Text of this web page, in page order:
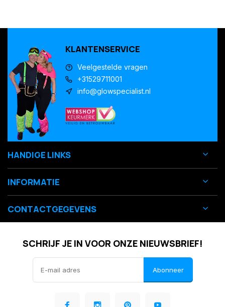
KLANTENSERVICE
Veelgestelde vragen
+31529711001
info@glowspecialist.nl
HANDIGE LINKS
INFORMATIE
CONTACTGEGEVENS
SCHRIJF JE IN VOOR ONZE NIEUWSBRIEF!
Abonneer